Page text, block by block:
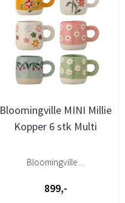
Bloomingville MINI Millie
Kopper 6 stk Multi
Bloomingville ...
899,-